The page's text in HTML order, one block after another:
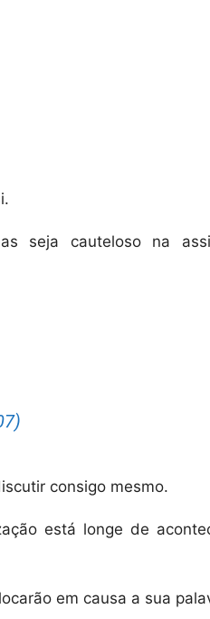
seja cauteloso na
consigo mesmo.
está longe de
em causa a sua